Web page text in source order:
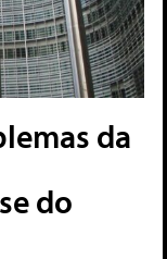
da
do